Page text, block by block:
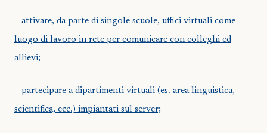
– attivare, da parte di singole scuole, uffici virtuali come
luogo di lavoro in rete per comunicare con colleghi ed
allievi;
– partecipare a dipartimenti virtuali (es. area linguistica,
scientifica, ecc.) impiantati sul server;